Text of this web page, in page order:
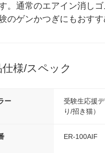
。通常のエアイン消し
のゲンかつぎにもおす
様/スペック
ー
受験生応援
り/招き猫）
ER-100AIF